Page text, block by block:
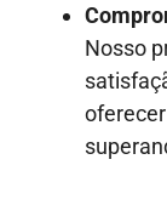
Nosso